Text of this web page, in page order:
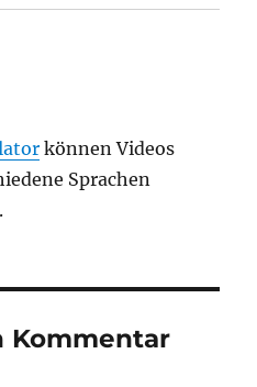
können Videos
Sprachen
Kommentar